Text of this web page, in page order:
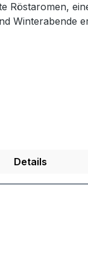
Winterabende
Die natürliche
Details